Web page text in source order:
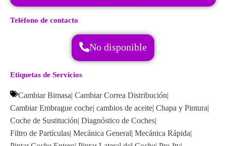
Teléfono de contacto
No disponible
Etiquetas de Servicios
Cambiar Bimasa| Cambiar Correa Distribución|
Cambiar Embrague coche| cambios de aceite| Chapa y Pintura|
Coche de Sustitución| Diagnóstico de Coches|
Filtro de Partículas| Mecánica General| Mecánica Rápida|